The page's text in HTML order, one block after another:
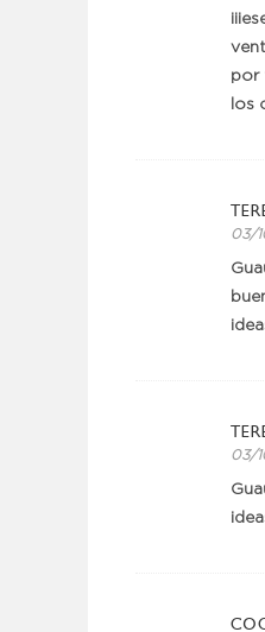
por
los
03/
03/